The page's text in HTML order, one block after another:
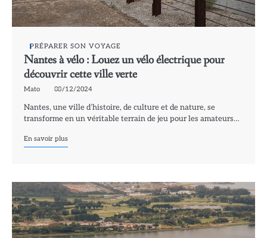
PRÉPARER SON VOYAGE
Nantes à vélo : Louez un vélo électrique pour
découvrir cette ville verte
Mato 08/12/2024
Nantes, une ville d’histoire, de culture et de nature, se
transforme en un véritable terrain de jeu pour les amateurs…
En savoir plus